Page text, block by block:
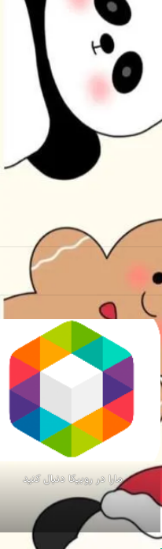
مارا در روبیکا دنبال کنید